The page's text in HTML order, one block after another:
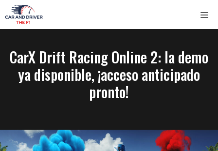
Saltar
al
contenido
CarX Drift Racing Online 2: la demo
ya disponible, ¡acceso anticipado
pronto!